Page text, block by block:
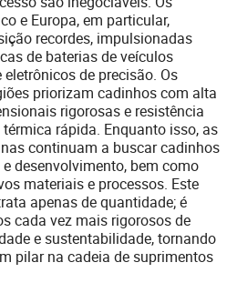
e Europa, em particular,
recordes, impulsionadas
de baterias de veículos
de precisão. Os
priorizam cadinhos com alta
rigorosas e resistência
rápida. Enquanto isso, as
continuam a buscar cadinhos
desenvolvimento, bem como
materiais e processos. Este
apenas de quantidade; é
cada vez mais rigorosos de
e sustentabilidade, tornando
pilar na cadeia de suprimentos